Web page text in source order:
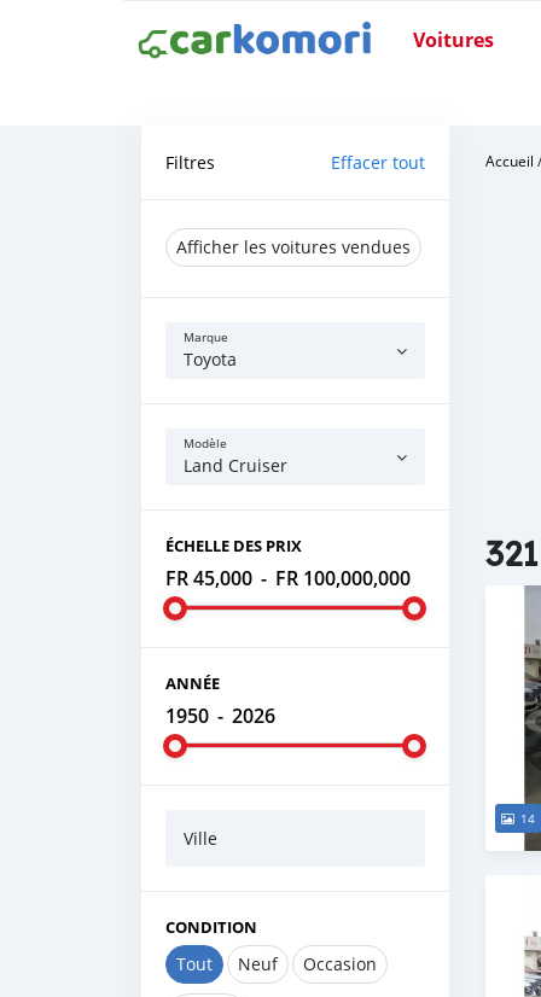
Voitures
Filtres Effacer tout
Afficher les voitures vendues
Marque
Toyota
Modèle
Land Cruiser
ÉCHELLE DES PRIX
FR 45,000 - FR 100,000,000
ANNÉE
1950 - 2026
Ville
CONDITION
Tout Neuf Occasion
Accueil
14